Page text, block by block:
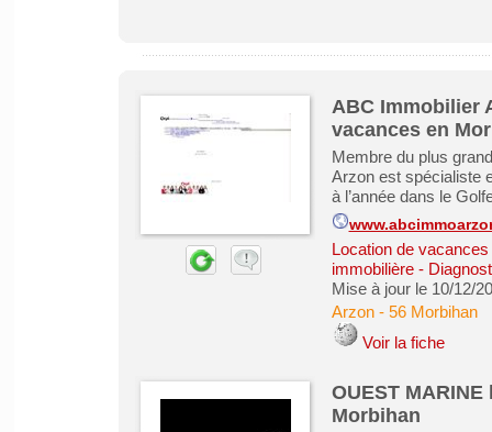
ABC Immobilier
vacances en
Membre du plus
Arzon est spécialiste
à l’année dans le
Location de
immobilière -
Mise à jour le 10/12/
Arzon- 56 Morbihan
Voir la fiche
OUEST
Morbihan